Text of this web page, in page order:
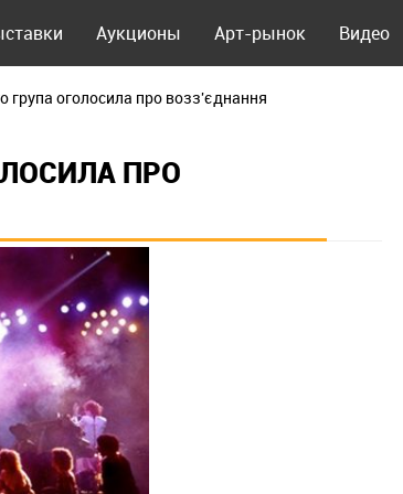
Аукционы Арт-рынок Видео
група оголосила про возз'єднання
ПРО